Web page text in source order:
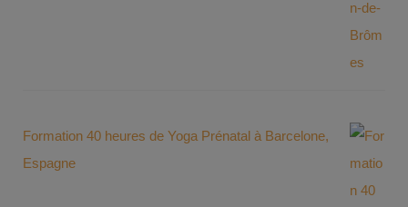
Formation 40 heures de Yoga Prénatal à Barcelone,
Espagne